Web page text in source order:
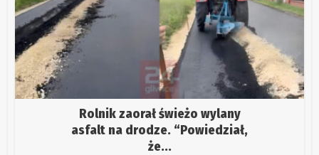
Rolnik zaorał świeżo wylany
asfalt na drodze. “Powiedział,
że...